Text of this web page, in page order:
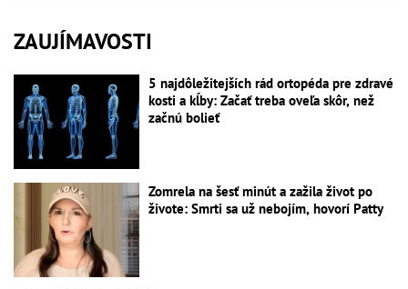
ZAUJÍMAVOSTI
5 najdôležitejších rád ortopéda pre zdravé
kosti a kĺby: Začať treba oveľa skôr, než
začnú bolieť
Zomrela na šesť minút a zažila život po
živote: Smrti sa už nebojím, hovorí Patty